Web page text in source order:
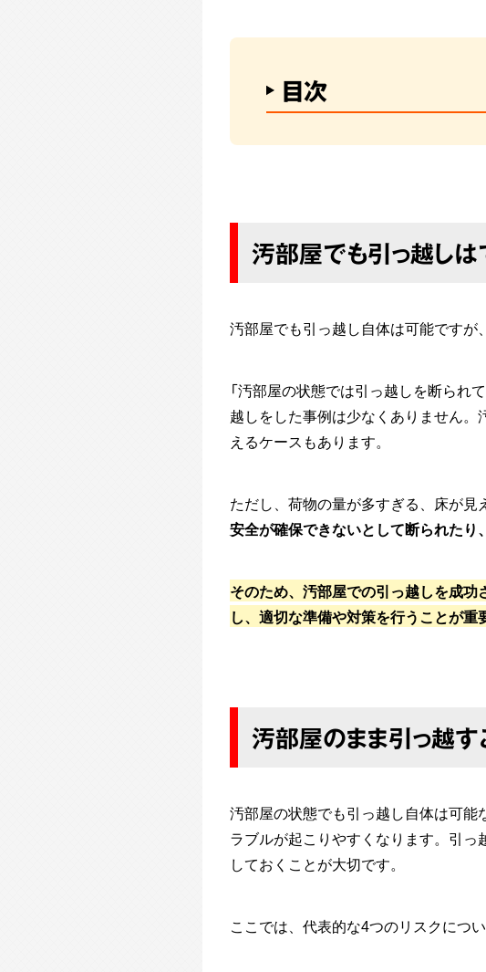
目次
汚部屋でも引っ越しは
汚部屋でも引っ越し自体は可能ですが
「汚部屋の状態では引っ越しを断ら
越しをした事例は少なくありません
えるケースもあります。
ただし、荷物の量が多すぎる、床が見
安全が確保できないとして断られたり
そのため、汚部屋での引っ越しを成功
し、適切な準備や対策を行うことが重
汚部屋のまま引っ越す
汚部屋の状態でも引っ越し自体は可
ラブルが起こりやすくなります。引
しておくことが大切です。
ここでは、代表的な4つのリスクにつ